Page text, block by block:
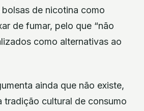
de nicotina como
de fumar, pelo que “não
como alternativas ao
ainda que não existe,
tradição cultural de consumo